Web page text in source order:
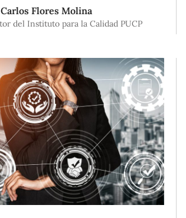
del Perú (PUCP), conocido
ha renovado recientemente su
9001, reafirmando así su
Flores Molina
del Instituto para la Calidad PUCP